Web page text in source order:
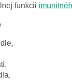
funkcii